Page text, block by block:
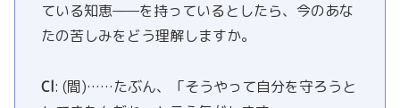
ている知恵——を持っているとしたら、今のあな
たの苦しみをどう理解しますか。
Cl: (間)……たぶん、「そうやって自分を守ろうと